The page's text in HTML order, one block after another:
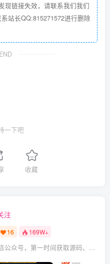
现链接失效，请联系我们我们
站长QQ:815271572进行删除
一下吧
收藏
注
16 169W+
扫一扫关注官方微信公众号，第一时间获取源码、网赚项目资源教程，自媒体等知识干货，让互联网创业赚钱更简单。